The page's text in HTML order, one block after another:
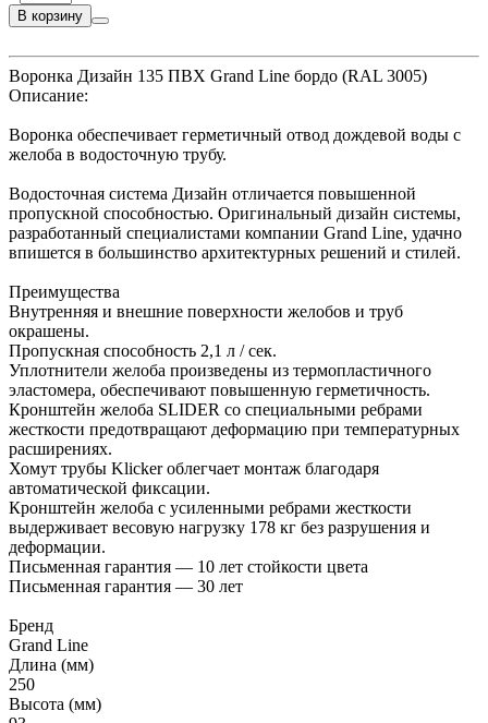
В корзину
Воронка Дизайн 135 ПВХ Grand Line бордо (RAL 3005)
Описание:
Воронка обеспечивает герметичный отвод дождевой воды с
желоба в водосточную трубу.
Водосточная система Дизайн отличается повышенной
пропускной способностью. Оригинальный дизайн системы,
разработанный специалистами компании Grand Line, удачно
впишется в большинство архитектурных решений и стилей.
Преимущества
Внутренняя и внешние поверхности желобов и труб
окрашены.
Пропускная способность 2,1 л / сек.
Уплотнители желоба произведены из термопластичного
эластомера, обеспечивают повышенную герметичность.
Кронштейн желоба SLIDER со специальными ребрами
жесткости предотвращают деформацию при температурных
расширениях.
Хомут трубы Klicker облегчает монтаж благодаря
автоматической фиксации.
Кронштейн желоба с усиленными ребрами жесткости
выдерживает весовую нагрузку 178 кг без разрушения и
деформации.
Письменная гарантия — 10 лет стойкости цвета
Письменная гарантия — 30 лет
Бренд
Grand Line
Длина (мм)
250
Высота (мм)